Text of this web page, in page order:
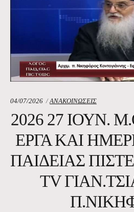
04/07/2026 Κατηγορία:
ΑΝΑΚΟΙΝΩΣΕΙΣ
2026 27 ΙΟΥΝ.
ΈΡΓΑ ΚΑΙ
ΠΑΙΔΕΊΑΣ
TV